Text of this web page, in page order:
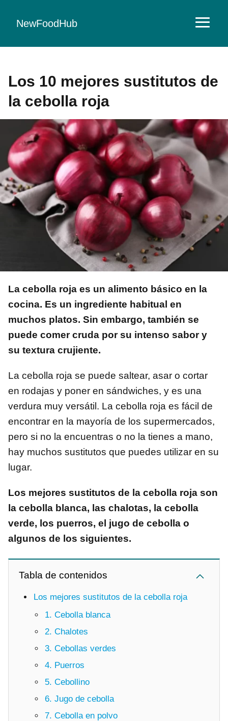
NewFoodHub
Los 10 mejores sustitutos de
la cebolla roja
La cebolla roja es un alimento básico en la
cocina. Es un ingrediente habitual en
muchos platos. Sin embargo, también se
puede comer cruda por su intenso sabor y
su textura crujiente.
La cebolla roja se puede saltear, asar o cortar
en rodajas y poner en sándwiches, y es una
verdura muy versátil. La cebolla roja es fácil de
encontrar en la mayoría de los supermercados,
pero si no la encuentras o no la tienes a mano,
hay muchos sustitutos que puedes utilizar en su
lugar.
Los mejores sustitutos de la cebolla roja son
la cebolla blanca, las chalotas, la cebolla
verde, los puerros, el jugo de cebolla o
algunos de los siguientes.
Tabla de contenidos
Los mejores sustitutos de la cebolla roja
1. Cebolla blanca
2. Chalotes
3. Cebollas verdes
4. Puerros
5. Cebollino
6. Jugo de cebolla
7. Cebolla en polvo